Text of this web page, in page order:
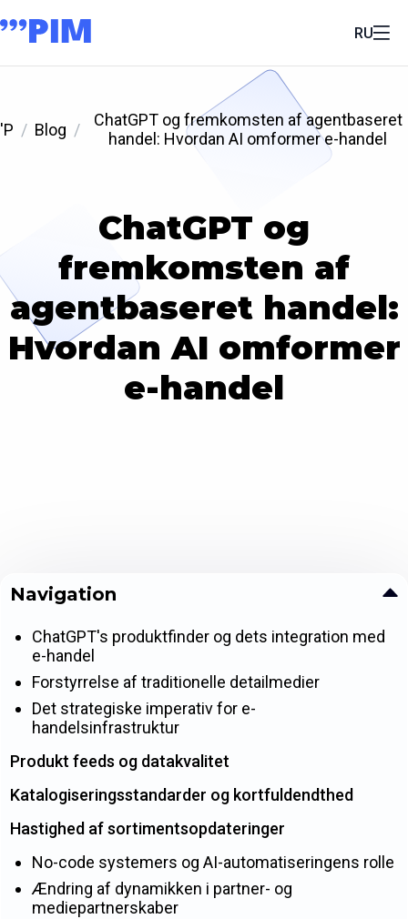
RU
'P Blog
ChatGPT og fremkomsten af agentbaseret
handel: Hvordan AI omformer e-handel
ChatGPT og
fremkomsten af
agentbaseret handel:
Hvordan AI omformer
e-handel
Navigation
ChatGPT's produktfinder og dets integration med
e-handel
Forstyrrelse af traditionelle detailmedier
Det strategiske imperativ for e-
handelsinfrastruktur
Produkt feeds og datakvalitet
Katalogiseringsstandarder og kortfuldendthed
Hastighed af sortimentsopdateringer
No-code systemers og AI-automatiseringens rolle
Ændring af dynamikken i partner- og
mediepartnerskaber